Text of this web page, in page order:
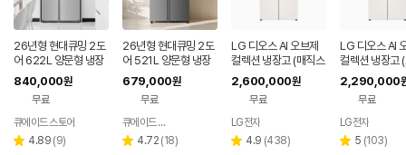
26년형 현대큐밍 2도
어 622L 양문형 냉장
고 가정용 QRSE62T
S3T
840,000원
무료
큐에이드 스토어
별 4.89 리
(9)
26년형 현대큐밍 2도
어 521L 양문형 냉장
고 실버 가정용 사무실
QRSE52TSS3Y
679,000원
무료
큐에이드 스토어
별 4.72 리
(18)
LG 디오스 AI 오브제
컬렉션 냉장고 (매직스
페이스) T876MEE1
H1
2,600,000원
무료
LG전자
별 4.9 리
(438)
LG 디오스 AI
컬렉션 냉장고
매직스페이스
MEE412
2,290,000
무료
LG전자
별 5 리
(103)